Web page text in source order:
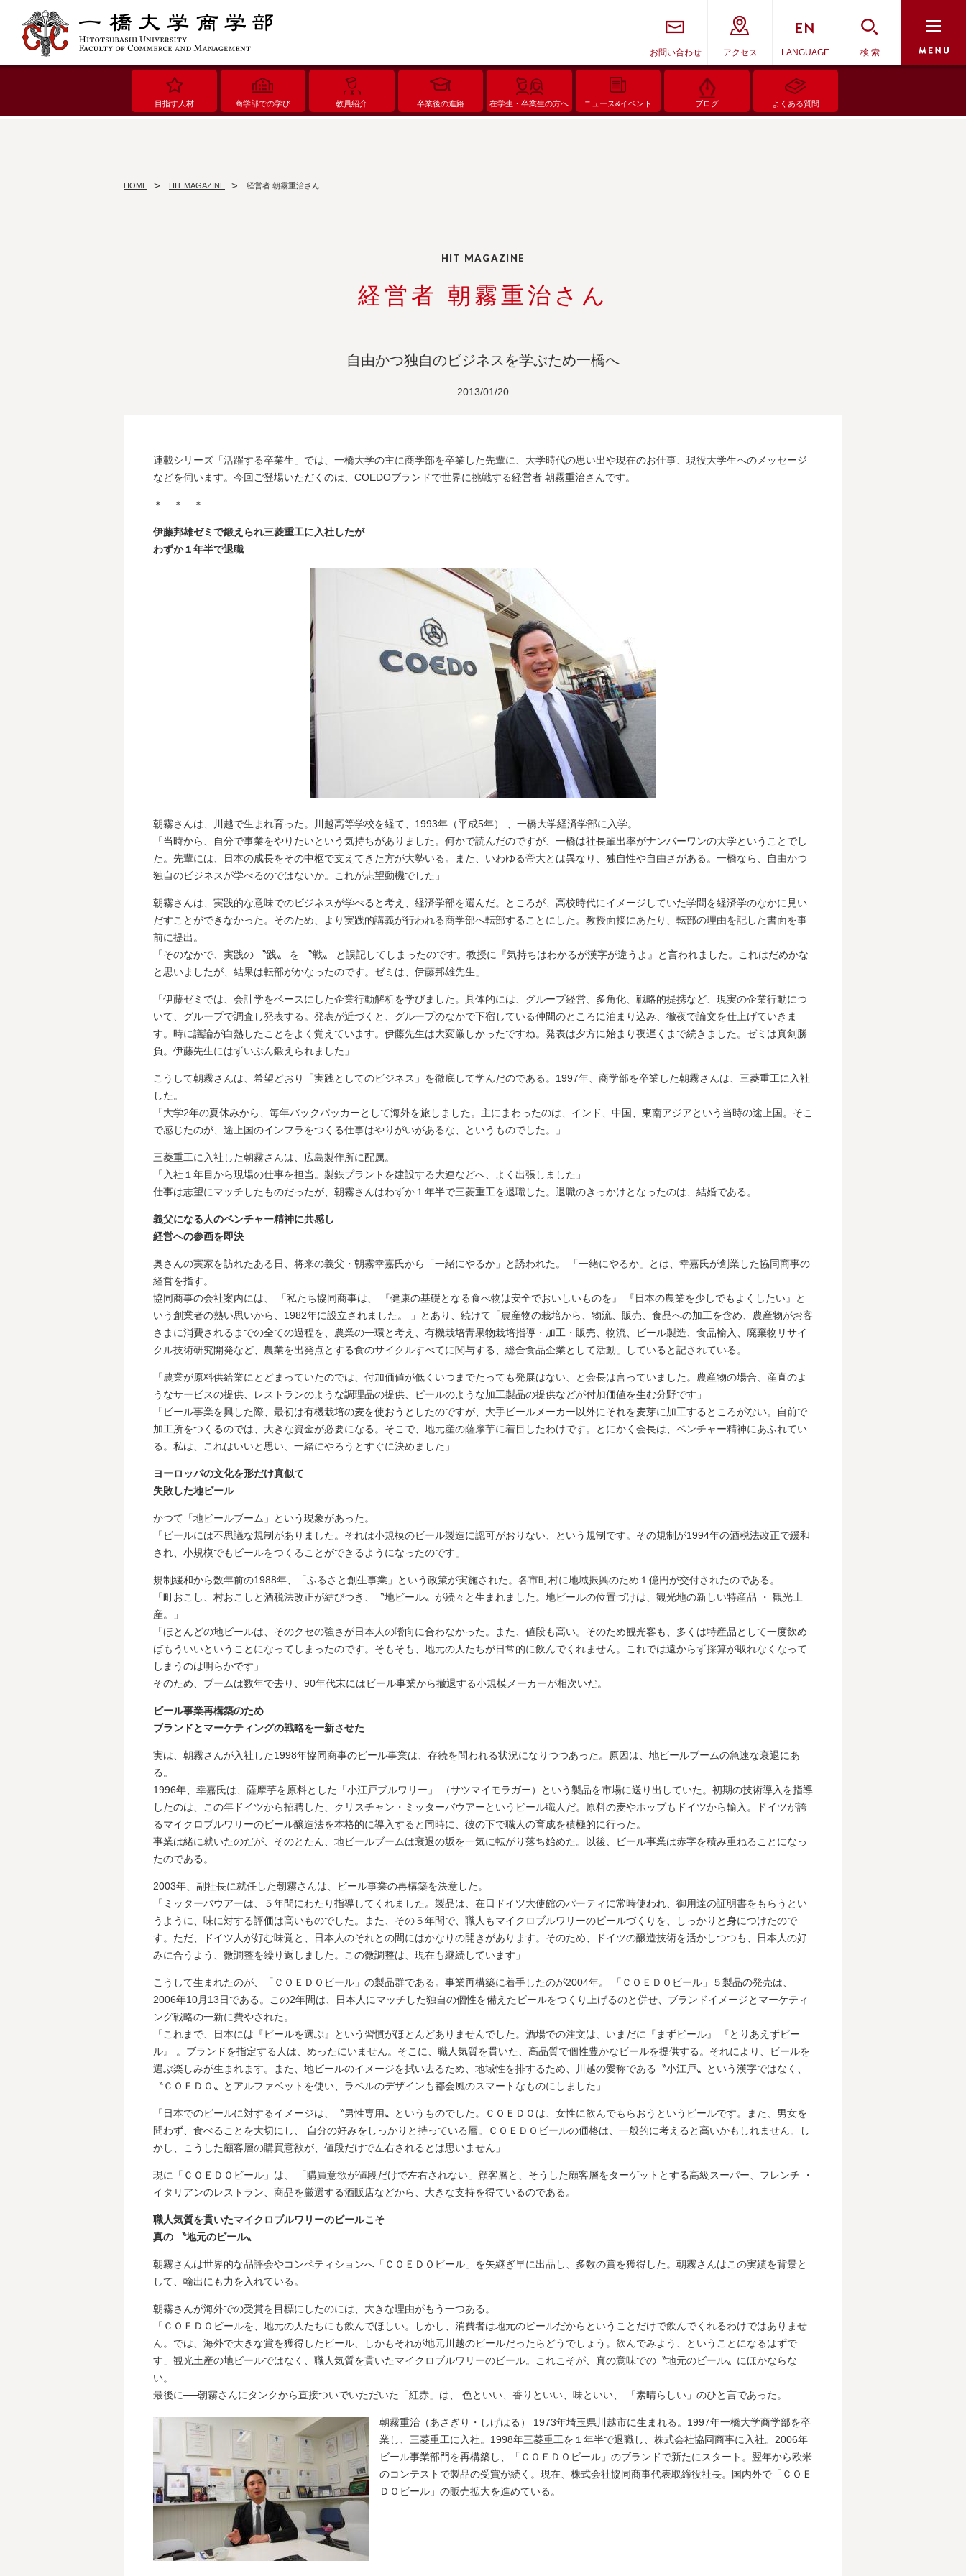
目指す人材 商学部での学び 教員紹介 卒業後の進路 在学生・卒業生の方へ ニュース&イベント ブログ よくある質問
お問い合わせ アクセス LANGUAGE 検 索
HOME HIT MAGAZINE 経営者 朝霧重治さん
経営者 朝霧重治さん
自由かつ独自のビジネスを学ぶため一橋へ
2013/01/20
連載シリーズ「活躍する卒業生」では、一橋大学の主に商学部を卒業した先輩に、大学時代の思い出や現在のお仕事、現役大学生へのメッセージ
などを伺います。今回ご登場いただくのは、COEDOブランドで世界に挑戦する経営者 朝霧重治さんです。
＊ ＊ ＊
伊藤邦雄ゼミで鍛えられ三菱重工に入社したが
わずか１年半で退職
朝霧さんは、川越で生まれ育った。川越高等学校を経て、1993年（平成5年） 、一橋大学経済学部に入学。
「当時から、自分で事業をやりたいという気持ちがありました。何かで読んだのですが、一橋は社長輩出率がナンバーワンの大学ということでし
た。先輩には、日本の成長をその中枢で支えてきた方が大勢いる。また、いわゆる帝大とは異なり、独自性や自由さがある。一橋なら、自由かつ
独自のビジネスが学べるのではないか。これが志望動機でした」
朝霧さんは、実践的な意味でのビジネスが学べると考え、経済学部を選んだ。ところが、高校時代にイメージしていた学問を経済学のなかに見い
だすことができなかった。そのため、より実践的講義が行われる商学部へ転部することにした。教授面接にあたり、転部の理由を記した書面を事
前に提出。
「そのなかで、実践の 〝践〟 を 〝戦〟 と誤記してしまったのです。教授に『気持ちはわかるが漢字が違うよ』と言われました。これはだめかな
と思いましたが、結果は転部がかなったのです。ゼミは、伊藤邦雄先生」
「伊藤ゼミでは、会計学をベースにした企業行動解析を学びました。具体的には、グループ経営、多角化、戦略的提携など、現実の企業行動につ
いて、グループで調査し発表する。発表が近づくと、グループのなかで下宿している仲間のところに泊まり込み、徹夜で論文を仕上げていきま
す。時に議論が白熱したことをよく覚えています。伊藤先生は大変厳しかったですね。発表は夕方に始まり夜遅くまで続きました。ゼミは真剣勝
負。伊藤先生にはずいぶん鍛えられました」
こうして朝霧さんは、希望どおり「実践としてのビジネス」を徹底して学んだのである。1997年、商学部を卒業した朝霧さんは、三菱重工に入社
した。
「大学2年の夏休みから、毎年バックパッカーとして海外を旅しました。主にまわったのは、インド、中国、東南アジアという当時の途上国。そこ
で感じたのが、途上国のインフラをつくる仕事はやりがいがあるな、というものでした。」
三菱重工に入社した朝霧さんは、広島製作所に配属。
「入社１年目から現場の仕事を担当。製鉄プラントを建設する大連などへ、よく出張しました」
仕事は志望にマッチしたものだったが、朝霧さんはわずか１年半で三菱重工を退職した。退職のきっかけとなったのは、結婚である。
義父になる人のベンチャー精神に共感し
経営への参画を即決
奥さんの実家を訪れたある日、将来の義父・朝霧幸嘉氏から「一緒にやるか」と誘われた。 「一緒にやるか」とは、幸嘉氏が創業した協同商事の
経営を指す。
協同商事の会社案内には、 「私たち協同商事は、 『健康の基礎となる食べ物は安全でおいしいものを』 『日本の農業を少しでもよくしたい』と
いう創業者の熱い思いから、1982年に設立されました。 」とあり、続けて「農産物の栽培から、物流、販売、食品への加工を含め、農産物がお客
さまに消費されるまでの全ての過程を、農業の一環と考え、有機栽培青果物栽培指導・加工・販売、物流、ビール製造、食品輸入、廃棄物リサイ
クル技術研究開発など、農業を出発点とする食のサイクルすべてに関与する、総合食品企業として活動」していると記されている。
「農業が原料供給業にとどまっていたのでは、付加価値が低くいつまでたっても発展はない、と会長は言っていました。農産物の場合、産直のよ
うなサービスの提供、レストランのような調理品の提供、ビールのような加工製品の提供などが付加価値を生む分野です」
「ビール事業を興した際、最初は有機栽培の麦を使おうとしたのですが、大手ビールメーカー以外にそれを麦芽に加工するところがない。自前で
加工所をつくるのでは、大きな資金が必要になる。そこで、地元産の薩摩芋に着目したわけです。とにかく会長は、ベンチャー精神にあふれてい
る。私は、これはいいと思い、一緒にやろうとすぐに決めました」
ヨーロッパの文化を形だけ真似て
失敗した地ビール
かつて「地ビールブーム」という現象があった。
「ビールには不思議な規制がありました。それは小規模のビール製造に認可がおりない、という規制です。その規制が1994年の酒税法改正で緩和
され、小規模でもビールをつくることができるようになったのです」
規制緩和から数年前の1988年、「ふるさと創生事業」という政策が実施された。各市町村に地域振興のため１億円が交付されたのである。
「町おこし、村おこしと酒税法改正が結びつき、〝地ビール〟が続々と生まれました。地ビールの位置づけは、観光地の新しい特産品 ・ 観光土
産。」
「ほとんどの地ビールは、そのクセの強さが日本人の嗜向に合わなかった。また、値段も高い。そのため観光客も、多くは特産品として一度飲め
ばもういいということになってしまったのです。そもそも、地元の人たちが日常的に飲んでくれません。これでは遠からず採算が取れなくなって
しまうのは明らかです」
そのため、ブームは数年で去り、90年代末にはビール事業から撤退する小規模メーカーが相次いだ。
ビール事業再構築のため
ブランドとマーケティングの戦略を一新させた
実は、朝霧さんが入社した1998年協同商事のビール事業は、存続を問われる状況になりつつあった。原因は、地ビールブームの急速な衰退にあ
る。
1996年、幸嘉氏は、薩摩芋を原料とした「小江戸ブルワリー」 （サツマイモラガー）という製品を市場に送り出していた。初期の技術導入を指導
したのは、この年ドイツから招聘した、クリスチャン・ミッターバウアーというビール職人だ。原料の麦やホップもドイツから輸入。ドイツが誇
るマイクロブルワリーのビール醸造法を本格的に導入すると同時に、彼の下で職人の育成を積極的に行った。
事業は緒に就いたのだが、そのとたん、地ビールブームは衰退の坂を一気に転がり落ち始めた。以後、ビール事業は赤字を積み重ねることになっ
たのである。
2003年、副社長に就任した朝霧さんは、ビール事業の再構築を決意した。
「ミッターバウアーは、５年間にわたり指導してくれました。製品は、在日ドイツ大使館のパーティに常時使われ、御用達の証明書をもらうとい
うように、味に対する評価は高いものでした。また、その５年間で、職人もマイクロブルワリーのビールづくりを、しっかりと身につけたので
す。ただ、ドイツ人が好む味覚と、日本人のそれとの間にはかなりの開きがあります。そのため、ドイツの醸造技術を活かしつつも、日本人の好
みに合うよう、微調整を繰り返しました。この微調整は、現在も継続しています」
こうして生まれたのが、「ＣＯＥＤＯビール」の製品群である。事業再構築に着手したのが2004年。 「ＣＯＥＤＯビール」５製品の発売は、
2006年10月13日である。この2年間は、日本人にマッチした独自の個性を備えたビールをつくり上げるのと併せ、ブランドイメージとマーケティ
ング戦略の一新に費やされた。
「これまで、日本には『ビールを選ぶ』という習慣がほとんどありませんでした。酒場での注文は、いまだに『まずビール』 『とりあえずビー
ル』 。ブランドを指定する人は、めったにいません。そこに、職人気質を貫いた、高品質で個性豊かなビールを提供する。それにより、ビールを
選ぶ楽しみが生まれます。また、地ビールのイメージを拭い去るため、地域性を排するため、川越の愛称である〝小江戸〟という漢字ではなく、
〝ＣＯＥＤＯ〟とアルファベットを使い、ラベルのデザインも都会風のスマートなものにしました」
「日本でのビールに対するイメージは、〝男性専用〟というものでした。ＣＯＥＤＯは、女性に飲んでもらおうというビールです。また、男女を
問わず、食べることを大切にし、 自分の好みをしっかりと持っている層。ＣＯＥＤＯビールの価格は、一般的に考えると高いかもしれません。し
かし、こうした顧客層の購買意欲が、値段だけで左右されるとは思いません」
現に「ＣＯＥＤＯビール」は、 「購買意欲が値段だけで左右されない」顧客層と、そうした顧客層をターゲットとする高級スーパー、フレンチ ・
イタリアンのレストラン、商品を厳選する酒販店などから、大きな支持を得ているのである。
職人気質を貫いたマイクロブルワリーのビールこそ
真の 〝地元のビール〟
朝霧さんは世界的な品評会やコンペティションへ「ＣＯＥＤＯビール」を矢継ぎ早に出品し、多数の賞を獲得した。朝霧さんはこの実績を背景と
して、輸出にも力を入れている。
朝霧さんが海外での受賞を目標にしたのには、大きな理由がもう一つある。
「ＣＯＥＤＯビールを、地元の人たちにも飲んでほしい。しかし、消費者は地元のビールだからということだけで飲んでくれるわけではありませ
ん。では、海外で大きな賞を獲得したビール、しかもそれが地元川越のビールだったらどうでしょう。飲んでみよう、ということになるはずで
す」観光土産の地ビールではなく、職人気質を貫いたマイクロブルワリーのビール。これこそが、真の意味での〝地元のビール〟にほかならな
い。
最後に──朝霧さんにタンクから直接ついでいただいた「紅赤」は、 色といい、香りといい、味といい、 「素晴らしい」のひと言であった。
朝霧重治（あさぎり・しげはる） 1973年埼玉県川越市に生まれる。1997年一橋大学商学部を卒
業し、三菱重工に入社。1998年三菱重工を１年半で退職し、株式会社協同商事に入社。2006年
ビール事業部門を再構築し、「ＣＯＥＤＯビール」のブランドで新たにスタート。翌年から欧米
のコンテストで製品の受賞が続く。現在、株式会社協同商事代表取締役社長。国内外で「ＣＯＥ
ＤＯビール」の販売拡大を進めている。